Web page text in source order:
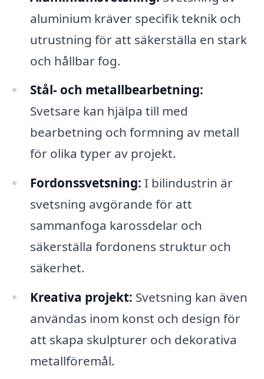
aluminium kräver specifik teknik och
utrustning för att säkerställa en stark
och hållbar fog.
Stål- och metallbearbetning:
Svetsare kan hjälpa till med
bearbetning och formning av metall
för olika typer av projekt.
Fordonssvetsning: I bilindustrin är
svetsning avgörande för att
sammanfoga karossdelar och
säkerställa fordonens struktur och
säkerhet.
Kreativa projekt: Svetsning kan även
användas inom konst och design för
att skapa skulpturer och dekorativa
metallföremål.